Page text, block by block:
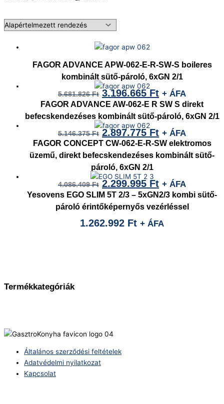
Termékkategóriák
FAGOR ADVANCE APW-062-E-R-SW-S boileres
kombinált sütő-pároló, 6xGN 2/1
5.681.826Ft 3.196.665 Ft + ÁFA
FAGOR ADVANCE AW-062-E R SW S direkt
befecskendezéses kombinált sütő-pároló, 6xGN 2/1
5.146.375Ft 2.897.775 Ft + ÁFA
FAGOR CONCEPT CW-062-E-R-SW elektromos
üzemű, direkt befecskendezéses kombinált sütő-
pároló, 6xGN 2/1
4.086.409Ft 2.299.995 Ft + ÁFA
Yesovens EGO SLIM 5T 2/3 – 5xGN2/3 kombi sütő-
pároló érintőképernyős vezérléssel
1.262.992 Ft + ÁFA
Általános szerződési feltételek
Adatvédelmi nyilatkozat
Kapcsolat